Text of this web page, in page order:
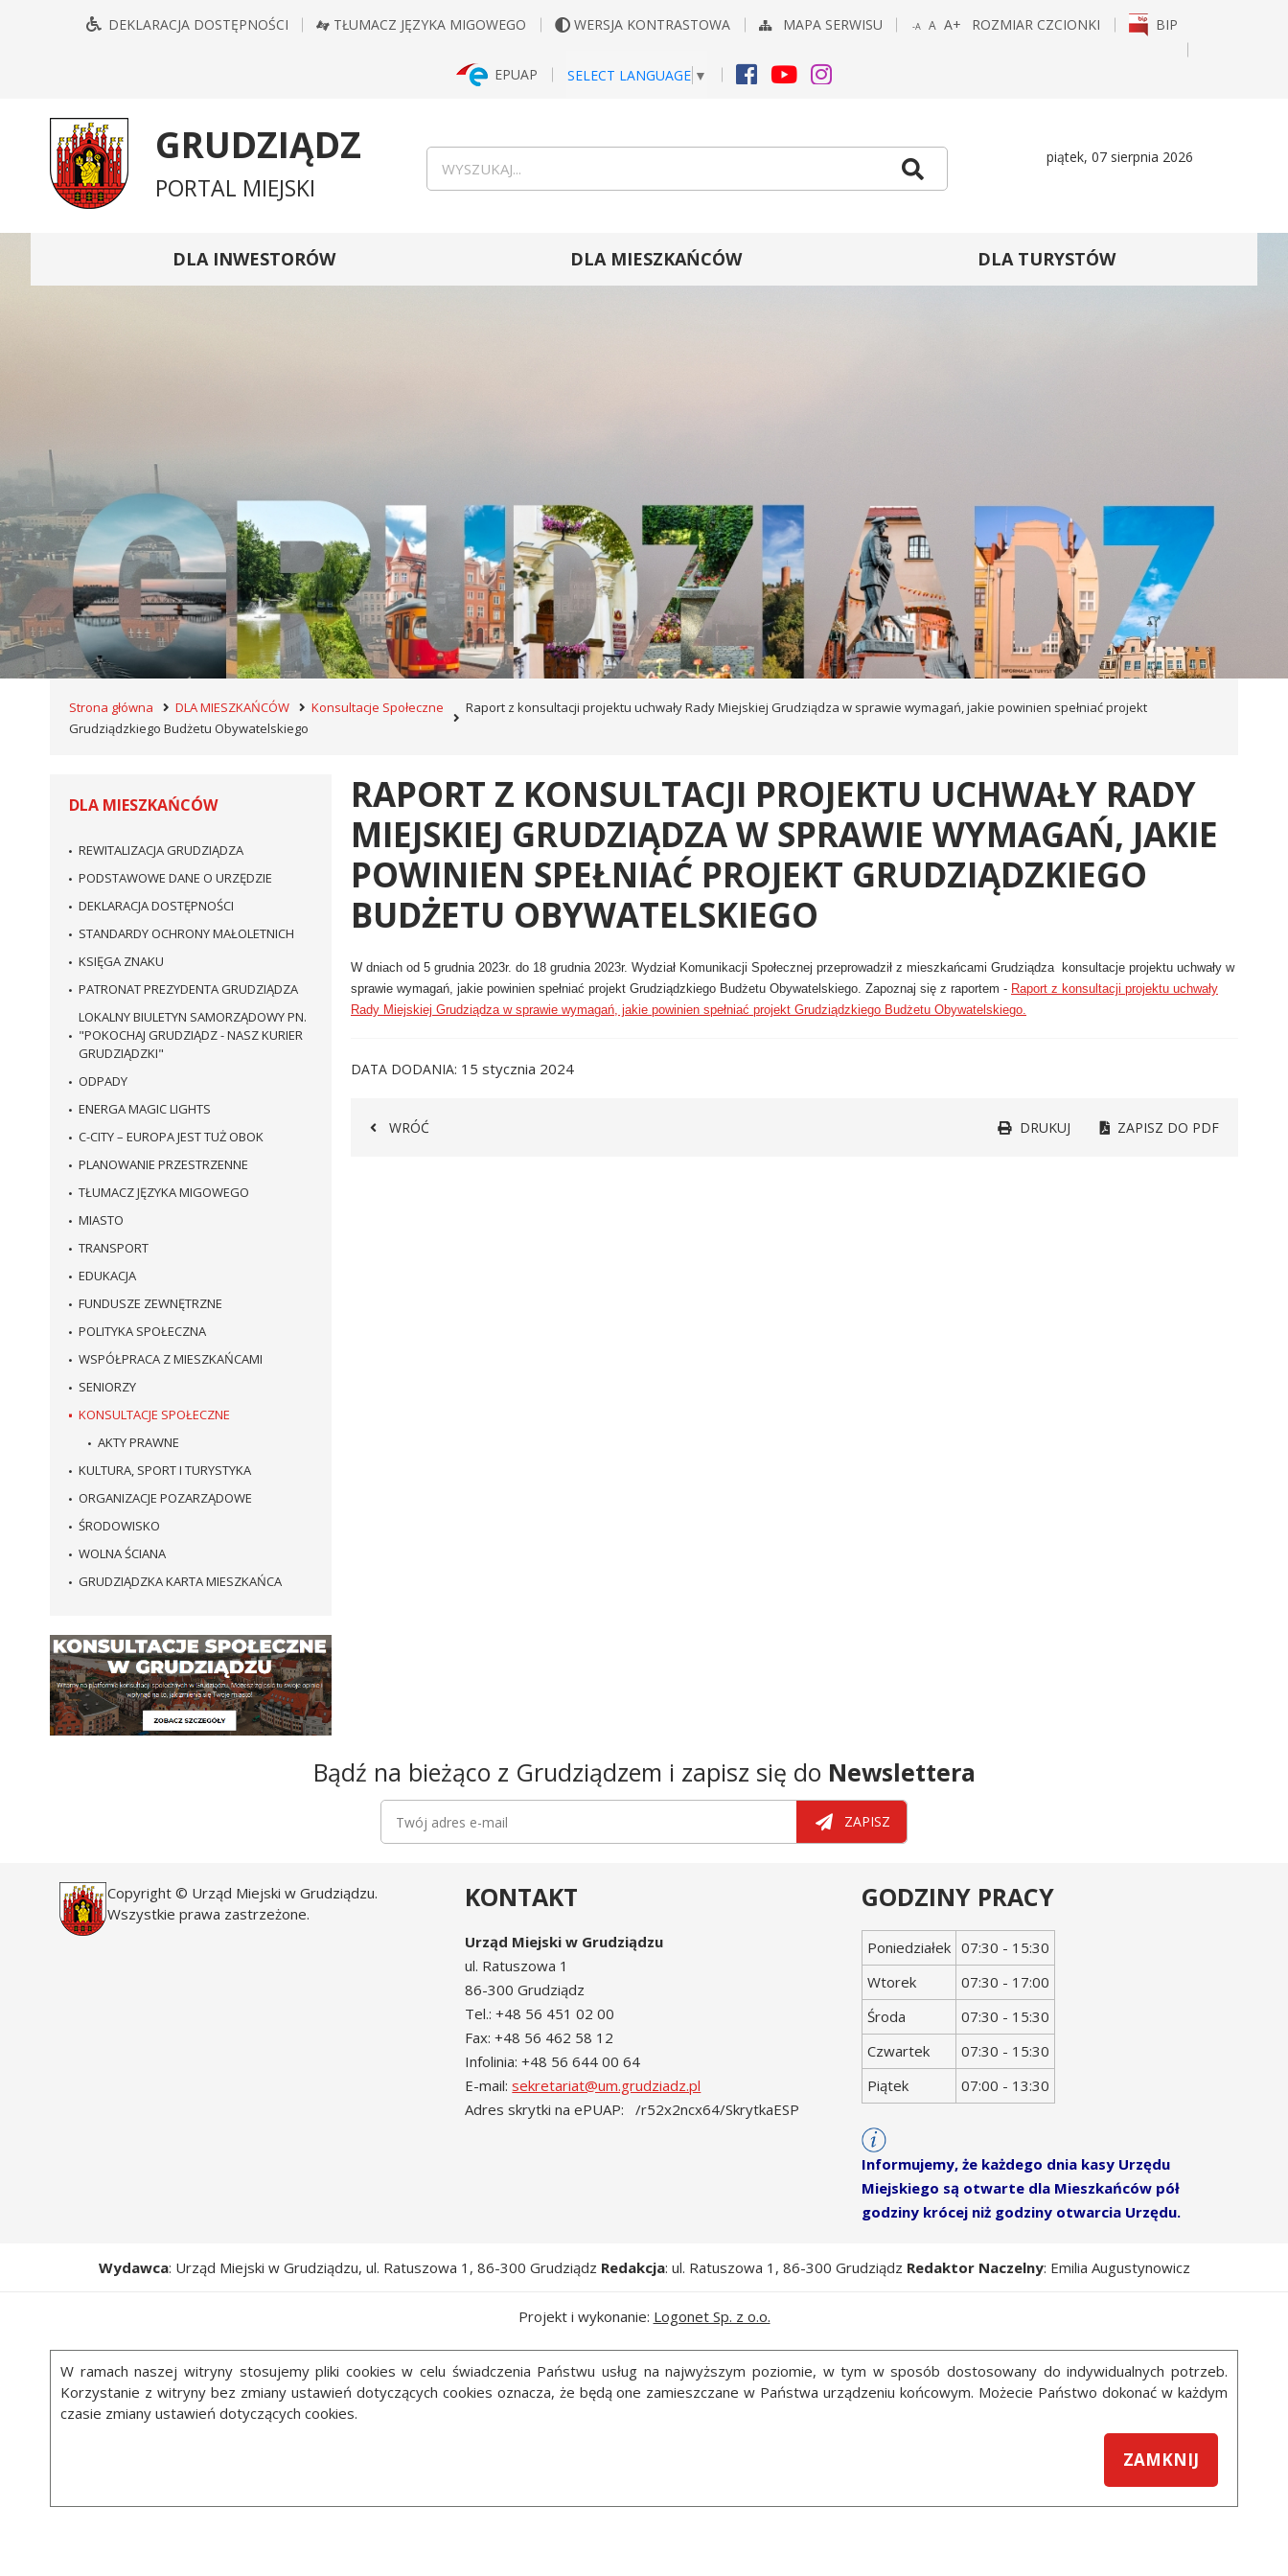
DEKLARACJA DOSTĘPNOŚCI TŁUMACZ JĘZYKA MIGOWEGO WERSJA KONTRASTOWA MAPA SERWISU
-A
A A+
ROZMIAR CZCIONKI BIP
EPUAP SELECT LANGUAGE ▼
FACEBOOK
YOUTUBEINSTAGRAM
GRUDZIĄDZ
PORTAL MIEJSKI
piątek, 07 sierpnia 2026
DLA INWESTORÓW DLA MIESZKAŃCÓW DLA TURYSTÓW
Strona główna DLA MIESZKAŃCÓW Konsultacje Społeczne
Raport z konsultacji projektu uchwały Rady Miejskiej Grudziądza w sprawie wymagań, jakie powinien spełniać projekt
Grudziądzkiego Budżetu Obywatelskiego
DLA MIESZKAŃCÓW
REWITALIZACJA GRUDZIĄDZA
PODSTAWOWE DANE O URZĘDZIE
DEKLARACJA DOSTĘPNOŚCI
STANDARDY OCHRONY MAŁOLETNICH
KSIĘGA ZNAKU
PATRONAT PREZYDENTA GRUDZIĄDZA
LOKALNY BIULETYN SAMORZĄDOWY PN.
"POKOCHAJ GRUDZIĄDZ - NASZ KURIER
GRUDZIĄDZKI"
ODPADY
ENERGA MAGIC LIGHTS
C-CITY – EUROPA JEST TUŻ OBOK
PLANOWANIE PRZESTRZENNE
TŁUMACZ JĘZYKA MIGOWEGO
MIASTO
TRANSPORT
EDUKACJA
FUNDUSZE ZEWNĘTRZNE
POLITYKA SPOŁECZNA
WSPÓŁPRACA Z MIESZKAŃCAMI
SENIORZY
KONSULTACJE SPOŁECZNE
AKTY PRAWNE
KULTURA, SPORT I TURYSTYKA
ORGANIZACJE POZARZĄDOWE
ŚRODOWISKO
WOLNA ŚCIANA
GRUDZIĄDZKA KARTA MIESZKAŃCA
RAPORT Z KONSULTACJI PROJEKTU UCHWAŁY RADY
MIEJSKIEJ GRUDZIĄDZA W SPRAWIE WYMAGAŃ, JAKIE
POWINIEN SPEŁNIAĆ PROJEKT GRUDZIĄDZKIEGO
BUDŻETU OBYWATELSKIEGO
W dniach od 5 grudnia 2023r. do 18 grudnia 2023r. Wydział Komunikacji Społecznej przeprowadził z mieszkańcami Grudziądza konsultacje projektu uchwały w
sprawie wymagań, jakie powinien spełniać projekt Grudziądzkiego Budżetu Obywatelskiego. Zapoznaj się z raportem - Raport z konsultacji projektu uchwały
Rady Miejskiej Grudziądza w sprawie wymagań, jakie powinien spełniać projekt Grudziądzkiego Budżetu Obywatelskiego.
DATA DODANIA 15 stycznia 2024
WRÓĆ DRUKUJ ZAPISZ DO PDF
Bądź na bieżąco z Grudziądzem i zapisz się do Newslettera
ZAPISZ
Copyright © Urząd Miejski w Grudziądzu.
Wszystkie prawa zastrzeżone.
KONTAKT
Urząd Miejski w Grudziądzu
ul. Ratuszowa 1
86-300 Grudziądz
Tel.: +48 56 451 02 00
Fax: +48 56 462 58 12
Infolinia: +48 56 644 00 64
E-mail:sekretariat@um.grudziadz.pl
Adres skrytki na ePUAP: /r52x2ncx64/SkrytkaESP
GODZINY PRACY
Dzień
tygodnia
Godziny
otwarcia
Poniedziałek 07:30 - 15:30
Wtorek
07:30 - 17:00
Środa
07:30 - 15:30
Czwartek
07:30 - 15:30
Piątek
07:00 - 13:30
Informujemy, że każdego dnia kasy Urzędu
Miejskiego są otwarte dla Mieszkańców pół
godziny krócej niż godziny otwarcia Urzędu.
Wydawca: Urząd Miejski w Grudziądzu, ul. Ratuszowa 1, 86-300 Grudziądz Redakcja: ul. Ratuszowa 1, 86-300 Grudziądz Redaktor Naczelny: Emilia Augustynowicz
Projekt i wykonanie: Logonet Sp. z o.o.
W ramach naszej witryny stosujemy pliki cookies w celu świadczenia Państwu usług na najwyższym poziomie, w tym w sposób dostosowany do indywidualnych potrzeb.
Korzystanie z witryny bez zmiany ustawień dotyczących cookies oznacza, że będą one zamieszczane w Państwa urządzeniu końcowym. Możecie Państwo dokonać w każdym
czasie zmiany ustawień dotyczących cookies.
ZAMKNIJ